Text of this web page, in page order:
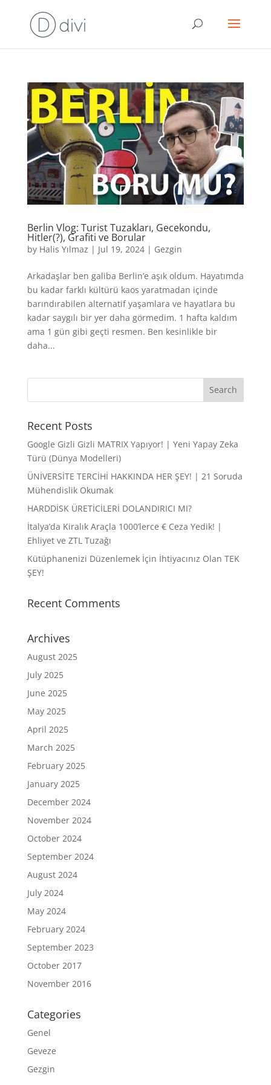
Berlin Vlog: Turist Tuzakları, Gecekondu,
Hitler(?), Grafiti ve Borular
by Halis Yılmaz | Jul 19, 2024| Gezgin
Arkadaşlar ben galiba Berlin’e aşık oldum. Hayatımda
bu kadar farklı kültürü kaos yaratmadan içinde
barındırabilen alternatif yaşamlara ve hayatlara bu
kadar saygılı bir yer daha görmedim. 1 hafta kaldım
ama 1 gün gibi geçti resmen. Ben kesinlikle bir
daha...
Recent Posts
Google Gizli Gizli MATRIX Yapıyor! | Yeni Yapay Zeka
Türü (Dünya Modelleri)
ÜNİVERSİTE TERCİHİ HAKKINDA HER ŞEY! | 21 Soruda
Mühendislik Okumak
HARDDİSK ÜRETİCİLERİ DOLANDIRICI MI?
İtalya’da Kiralık Araçla 1000’lerce € Ceza Yedik! |
Ehliyet ve ZTL Tuzağı
Kütüphanenizi Düzenlemek İçin İhtiyacınız Olan TEK
ŞEY!
Recent Comments
Archives
August 2025
July 2025
June 2025
May 2025
April 2025
March 2025
February 2025
January 2025
December 2024
November 2024
October 2024
September 2024
August 2024
July 2024
May 2024
February 2024
September 2023
October 2017
November 2016
Categories
Genel
Geveze
Gezgin